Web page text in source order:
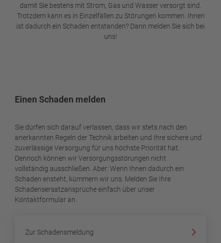
damit Sie bestens mit Strom, Gas und Wasser versorgt sind.
Trotzdem kann es in Einzelfällen zu Störungen kommen. Ihnen
ist dadurch ein Schaden entstanden? Dann melden Sie sich bei
uns!
Einen Schaden melden
Sie dürfen sich darauf verlassen, dass wir stets nach den
anerkannten Regeln der Technik arbeiten und Ihre sichere und
zuverlässige Versorgung für uns höchste Priorität hat.
Dennoch können wir Versorgungsstörungen nicht
vollständig ausschließen. Aber: Wenn Ihnen dadurch ein
Schaden ensteht, kümmern wir uns. Melden Sie Ihre
Schadensersatzansprüche einfach über unser
Kontaktformular an.
Zur Schadensmeldung